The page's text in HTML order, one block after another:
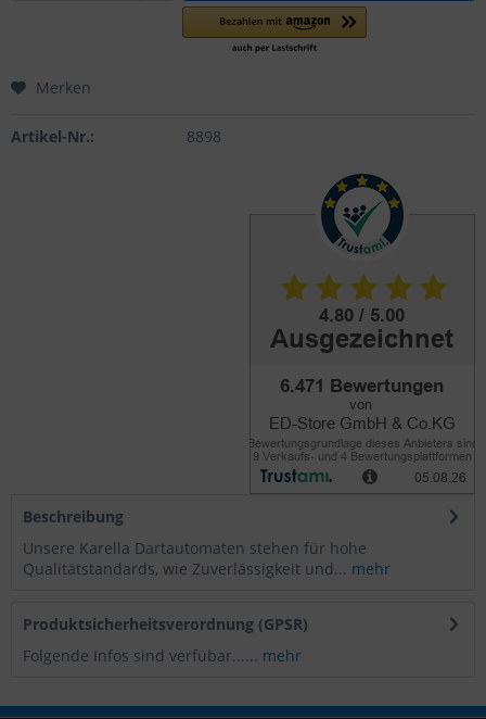
Merken
Artikel-Nr.: 8898
Beschreibung
Unsere Karella Dartautomaten stehen für hohe
Qualitätstandards, wie Zuverlässigkeit und... mehr
Produktsicherheitsverordnung (GPSR)
Folgende Infos sind verfübar...... mehr